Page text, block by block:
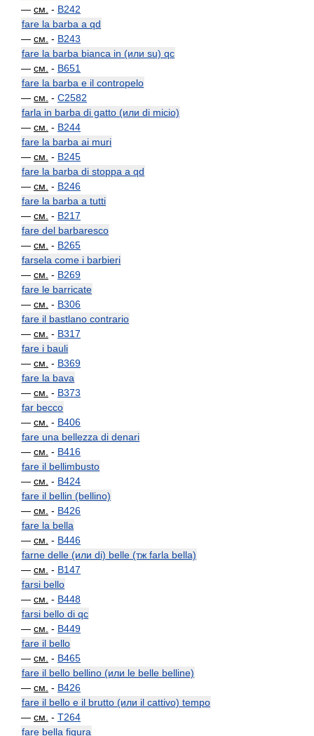
— см. - B242
fare la barba a qd
— см. - B243
fare la barba bianca in (или su) qc
— см. - B651
fare la barba e il contropelo
— см. - C2582
farla in barba di gatto (или di micio)
— см. - B244
fare la barba ai muri
— см. - B245
fare la barba di stoppa a qd
— см. - B246
fare la barba a tutti
— см. - B217
fare del barbaresco
— см. - B265
farsela come i barbieri
— см. - B269
fare le barricate
— см. - B306
fare il bastlano contrario
— см. - B317
fare i bauli
— см. - B369
fare la bava
— см. - B373
far becco
— см. - B406
fare una bellezza di denari
— см. - B416
fare il bellimbusto
— см. - B424
fare il bellin (bellino)
— см. - B426
fare la bella
— см. - B446
farne delle (или di) belle (тж farla bella)
— см. - B147
farsi bello
— см. - B448
farsi bello di qc
— см. - B449
fare il bello
— см. - B465
fare il bello bellino (или le belle belline)
— см. - B426
fare il bello e il brutto (или il cattivo) tempo
— см. - T264
fare bella figura